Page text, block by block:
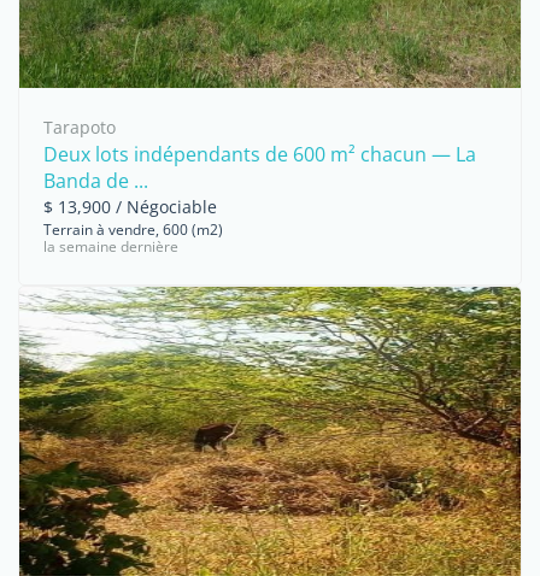
Tarapoto
Deux lots indépendants de 600 m² chacun — La
Banda de ...
$ 13,900 / Négociable
Terrain à vendre, 600 (m2)
la semaine dernière